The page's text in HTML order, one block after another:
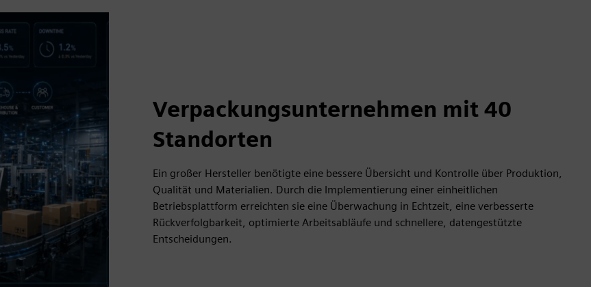
Verpackungsunternehmen mit 40
Standorten
Ein großer Hersteller benötigte eine bessere Übersicht und Kontrolle über Produktion,
Qualität und Materialien. Durch die Implementierung einer einheitlichen
Betriebsplattform erreichten sie eine Überwachung in Echtzeit, eine verbesserte
Rückverfolgbarkeit, optimierte Arbeitsabläufe und schnellere, datengestützte
Entscheidungen.